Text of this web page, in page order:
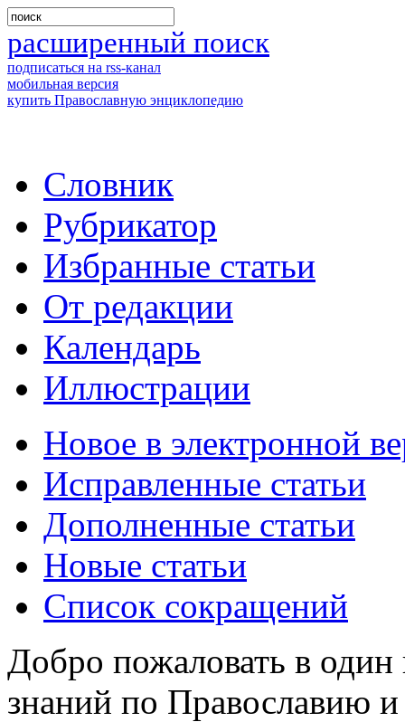
расширенный поиск
подписаться на rss-канал
мобильная версия
купить Православную энциклопедию
Словник
Рубрикатор
Избранные статьи
От редакции
Календарь
Иллюстрации
Новое в электронной
Исправленные статьи
Дополненные статьи
Новые статьи
Список сокращений
Добро пожаловать в
знаний по Православию